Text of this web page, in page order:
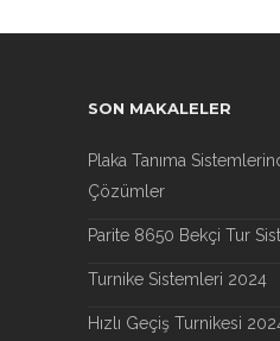
SON MAKALELER
Plaka Tanıma
Çözümler
Parite 8650 Bekçi Tur
Turnike Sistemleri 2024
Hızlı Geçiş Turnikesi